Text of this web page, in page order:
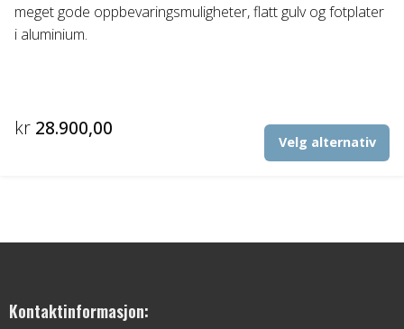
meget gode oppbevaringsmuligheter, flatt gulv og fotplater
i aluminium.
kr 28.900,00
Velg alternativ
Kontaktinformasjon: